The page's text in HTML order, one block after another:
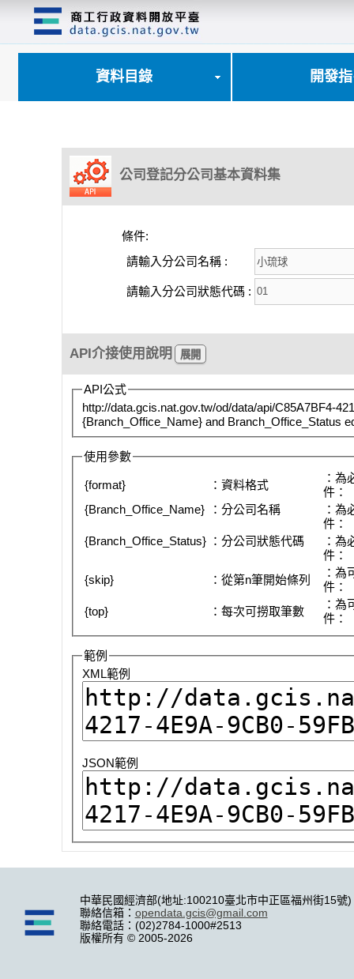
資料目錄 開發
公司登記分公司基本資料集
條件:
請輸入分公司名稱 :
請輸入分公司狀態代碼 :
API介接使用說明
API公式
http://data.gcis.nat.gov.tw/od/data/api/C85A7BF4-
{Branch_Office_Name} and Branch_Office_Status
使用參數
{format} ：資料格式
：為
件：
{Branch_Office_Name}
：分公司名稱
：為
件：
{Branch_Office_Status} ：分公司狀態代碼
：為
件：
{skip}
：從第n筆開始條列
：為
件：
{top}
：每次可撈取筆數
：為
件：
範例
XML範例
JSON範例
中華民國經濟部(地址:100210臺北市中正區福州街15號)
聯絡信箱： opendata.gcis@gmail.com
聯絡電話：(02)2784-1000#2513
版權所有 © 2005-2026